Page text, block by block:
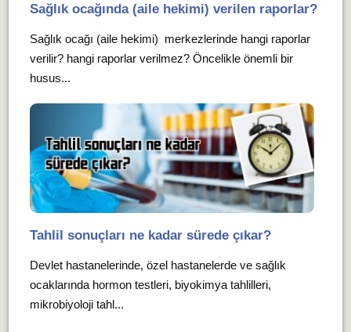
Sağlık ocağında (aile hekimi) verilen raporlar?
Sağlık ocağı (aile hekimi) merkezlerinde hangi raporlar
verilir? hangi raporlar verilmez? Öncelikle önemli bir
husus...
Tahlil sonuçları ne kadar sürede çıkar?
Devlet hastanelerinde, özel hastanelerde ve sağlık
ocaklarında hormon testleri, biyokimya tahlilleri,
mikrobiyoloji tahl...